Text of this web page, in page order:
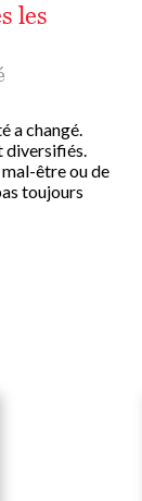
les
a changé.
diversifiés.
être ou de
toujours